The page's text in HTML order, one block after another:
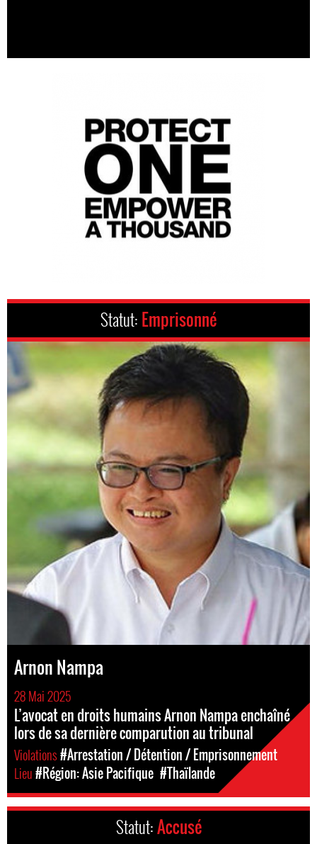
Statut: Emprisonné
Arnon Nampa
28 Mai 2025
L’avocat en droits humains Arnon Nampa enchaîné
lors de sa dernière comparution au tribunal
Violations#Arrestation / Détention / Emprisonnement
Lieu#Région: Asie Pacifique #Thaïlande
Statut:Accusé